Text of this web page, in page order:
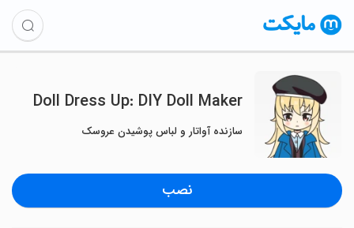
Doll Dress Up: DIY Doll Maker
سازنده آواتار و لباس پوشیدن عروسک
نصب